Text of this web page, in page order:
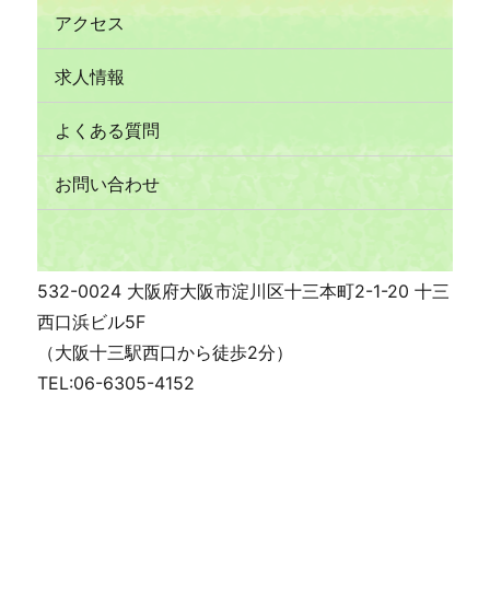
アクセス
求人情報
よくある質問
お問い合わせ
532-0024 大阪府大阪市淀川区十三本町2-1-20 十三
西口浜ビル5F
（大阪十三駅西口から徒歩2分）
TEL:06-6305-4152